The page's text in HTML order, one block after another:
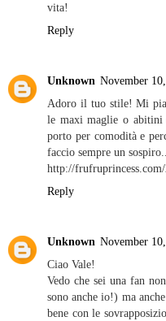
vita!
Reply
Unknown November
Adoro il tuo stile! Mi
le maxi maglie o
porto per comodità e
faccio sempre un
http://
Reply
Unknown November
Ciao Vale!
Vedo che sei una fan
sono anche io!) ma
bene con le